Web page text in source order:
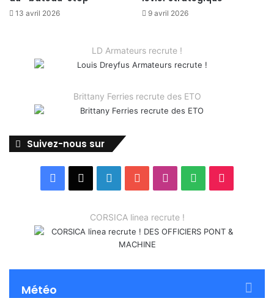
13 avril 2026 9 avril 2026
LD Armateurs recrute !
Brittany Ferries recrute des ETO
Suivez-nous sur
Facebook LinkedinYouTubeInstagram
Spotify
CORSICA linea recrute !
Météo